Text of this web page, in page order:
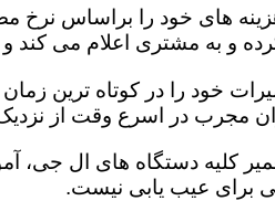
های خود را براساس نرخ
کرده و به مشتری اعلام می
خود را در کوتاه ترین
مجرب در اسرع وقت از
کلیه دستگاه های ال جی،
برای عیب یابی نیست.